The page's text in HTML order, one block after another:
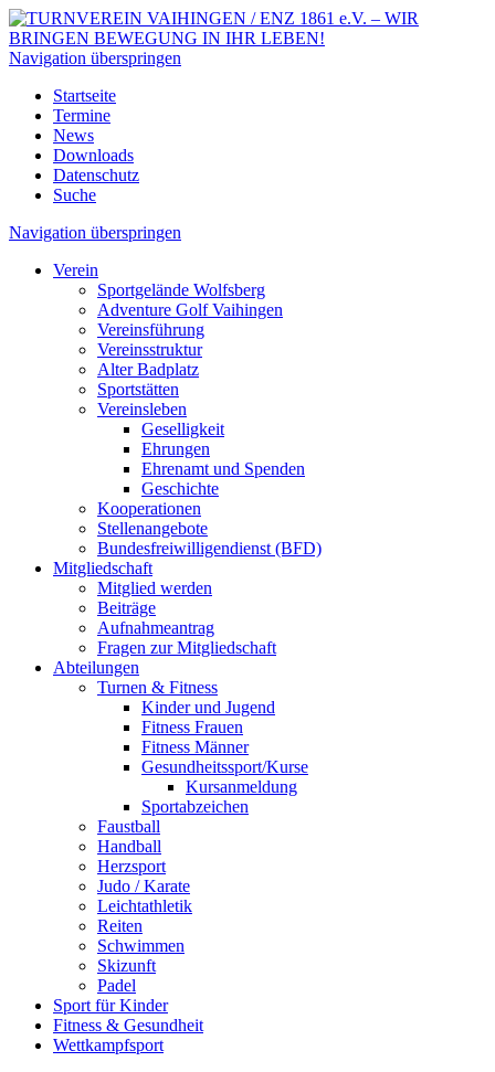
Navigation überspringen
Startseite
Termine
News
Downloads
Datenschutz
Suche
Navigation überspringen
Verein
Sportgelände Wolfsberg
Adventure Golf Vaihingen
Vereinsführung
Vereinsstruktur
Alter Badplatz
Sportstätten
Vereinsleben
Geselligkeit
Ehrungen
Ehrenamt und Spenden
Geschichte
Kooperationen
Stellenangebote
Bundesfreiwilligendienst (BFD)
Mitgliedschaft
Mitglied werden
Beiträge
Aufnahmeantrag
Fragen zur Mitgliedschaft
Abteilungen
Turnen & Fitness
Kinder und Jugend
Fitness Frauen
Fitness Männer
Gesundheitssport/Kurse
Kursanmeldung
Sportabzeichen
Faustball
Handball
Herzsport
Judo / Karate
Leichtathletik
Reiten
Schwimmen
Skizunft
Padel
Sport für Kinder
Fitness & Gesundheit
Wettkampfsport